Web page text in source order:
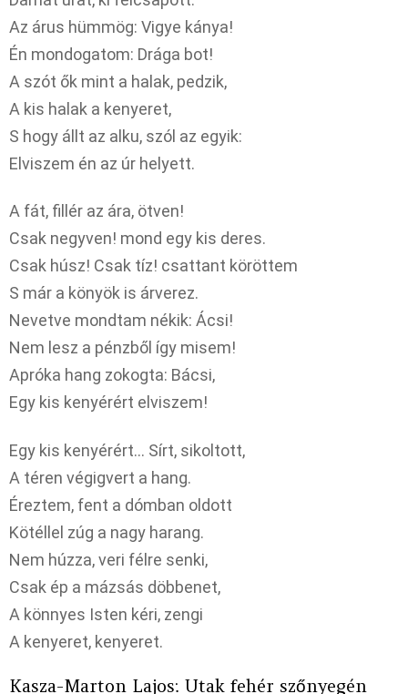
Az árus hümmög: Vigye kánya!
Én mondogatom: Drága bot!
A szót ők mint a halak, pedzik,
A kis halak a kenyeret,
S hogy állt az alku, szól az egyik:
Elviszem én az úr helyett.
A fát, fillér az ára, ötven!
Csak negyven! mond egy kis deres.
Csak húsz! Csak tíz! csattant köröttem
S már a könyök is árverez.
Nevetve mondtam nékik: Ácsi!
Nem lesz a pénzből így misem!
Apróka hang zokogta: Bácsi,
Egy kis kenyérért elviszem!
Egy kis kenyérért… Sírt, sikoltott,
A téren végigvert a hang.
Éreztem, fent a dómban oldott
Kötéllel zúg a nagy harang.
Nem húzza, veri félre senki,
Csak ép a mázsás döbbenet,
A könnyes Isten kéri, zengi
A kenyeret, kenyeret.
Kasza-Marton Lajos: Utak fehér szőnyegén